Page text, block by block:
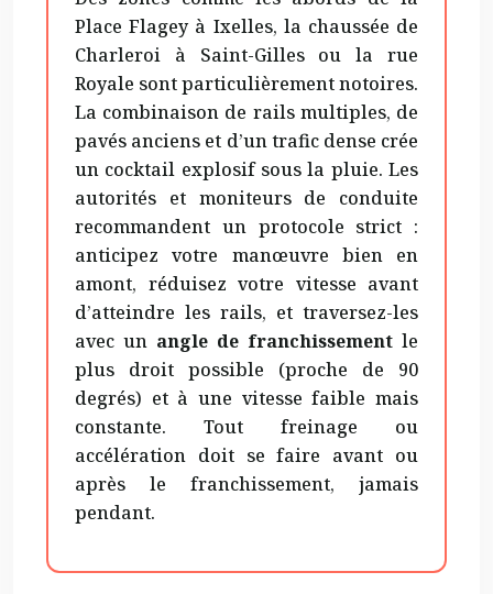
Place Flagey à Ixelles, la chaussée de
Charleroi à Saint-Gilles ou la rue
Royale sont particulièrement notoires.
La combinaison de rails multiples, de
pavés anciens et d’un trafic dense crée
un cocktail explosif sous la pluie. Les
autorités et moniteurs de conduite
recommandent un protocole strict :
anticipez votre manœuvre bien en
amont, réduisez votre vitesse avant
d’atteindre les rails, et traversez-les
avec un angle de franchissement le
plus droit possible (proche de 90
degrés) et à une vitesse faible mais
constante. Tout freinage ou
accélération doit se faire avant ou
après le franchissement, jamais
pendant.